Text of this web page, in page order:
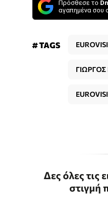
Πρόσθεσε το
αγαπημένα σου
# TAGS
Δες όλες τις
στιγμή